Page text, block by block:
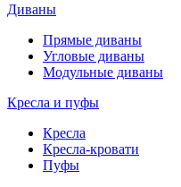
Диваны
Прямые диваны
Угловые диваны
Модульные диваны
Кресла и пуфы
Кресла
Кресла-кровати
Пуфы